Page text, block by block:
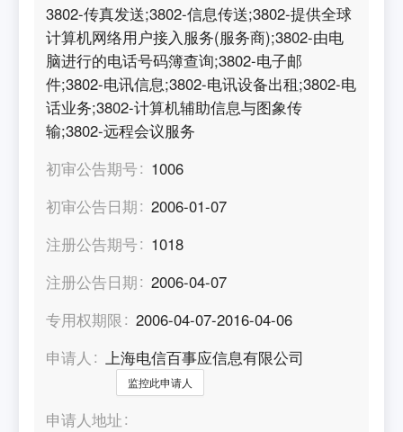
3802-传真发送;3802-信息传送;3802-提供全球
计算机网络用户接入服务(服务商);3802-由电
脑进行的电话号码簿查询;3802-电子邮
件;3802-电讯信息;3802-电讯设备出租;3802-电
话业务;3802-计算机辅助信息与图象传
输;3802-远程会议服务
初审公告期号
1006
初审公告日期
2006-01-07
注册公告期号
1018
注册公告日期
2006-04-07
专用权期限
2006-04-07-2016-04-06
申请人
上海电信百事应信息有限公司
监控此申请人
申请人地址